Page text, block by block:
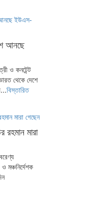
আনছে
ও কনটেন্ট
থেকে দেশে
বিস্তারিত
মারা
মঞ্চনির্দেশক